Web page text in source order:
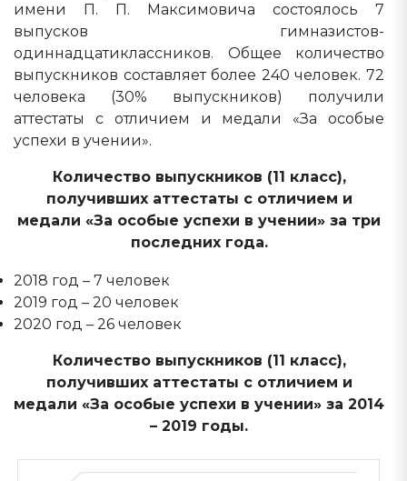
имени П. П. Максимовича состоялось 7
выпусков гимназистов-
одиннадцатиклассников. Общее количество
выпускников составляет более 240 человек. 72
человека (30% выпускников) получили
аттестаты с отличием и медали «За особые
успехи в учении».
Количество выпускников (11 класс),
получивших аттестаты с отличием и
медали «За особые успехи в учении» за три
последних года.
2018 год – 7 человек
2019 год – 20 человек
2020 год – 26 человек
Количество выпускников (11 класс),
получивших аттестаты с отличием и
медали «За особые успехи в учении» за 2014
– 2019 годы.